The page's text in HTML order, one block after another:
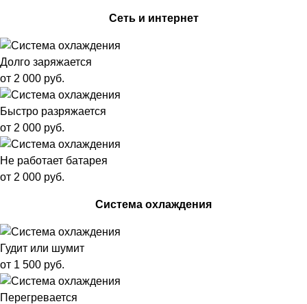
Сеть и интернет
Долго заряжается
от 2 000 руб.
Быстро разряжается
от 2 000 руб.
Не работает батарея
от 2 000 руб.
Система охлаждения
Гудит или шумит
от 1 500 руб.
Перегревается